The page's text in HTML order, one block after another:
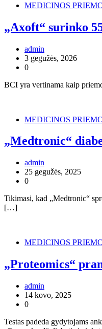
MEDICINOS
„Axoft“ surinko
admin
3 gegužės, 2026
0
BCI yra vertinama kaip
MEDICINOS
„Medtronic“
admin
25 gegužės, 2025
0
Tikimasi, kad „Medtronic“
[…]
MEDICINOS
„Proteomics“
admin
14 kovo, 2025
0
Testas padeda gydytojams